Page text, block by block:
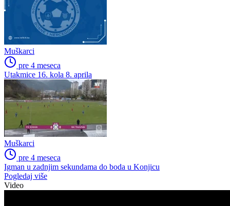
Muškarci
pre 4 meseca
Utakmice 16. kola 8. aprila
Muškarci
pre 4 meseca
Igman u zadnjim sekundama do boda u Konjicu
Pogledaj više
Video